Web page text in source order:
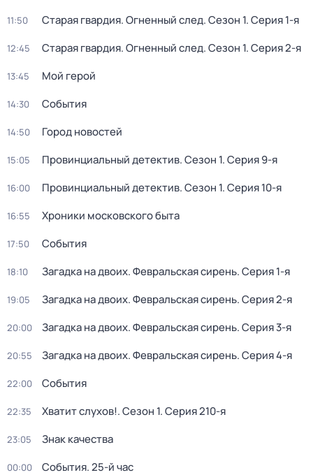
11:50 Старая гвардия. Огненный след. Сезон 1. Серия 1-я
12:45 Старая гвардия. Огненный след. Сезон 1. Серия 2-я
13:45 Мой герой
14:30 События
14:50 Город новостей
15:05 Провинциальный детектив. Сезон 1. Серия 9-я
16:00 Провинциальный детектив. Сезон 1. Серия 10-я
16:55 Хроники московского быта
17:50 События
18:10 Загадка на двоих. Февральская сирень. Серия 1-я
19:05 Загадка на двоих. Февральская сирень. Серия 2-я
20:00 Загадка на двоих. Февральская сирень. Серия 3-я
20:55 Загадка на двоих. Февральская сирень. Серия 4-я
22:00 События
22:35 Хватит слухов!. Сезон 1. Серия 210-я
23:05 Знак качества
00:00 События. 25-й час